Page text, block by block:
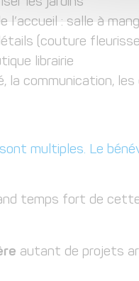
: salle à
(couture
librairie
la communication,
multiples. Le
temps fort de
autant de projets